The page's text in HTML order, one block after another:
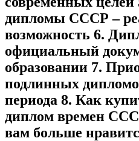
дипломы СССР –
возможность 6.
официальный
образовании 7.
подлинных
периода 8. Как
диплом времен
вам больше